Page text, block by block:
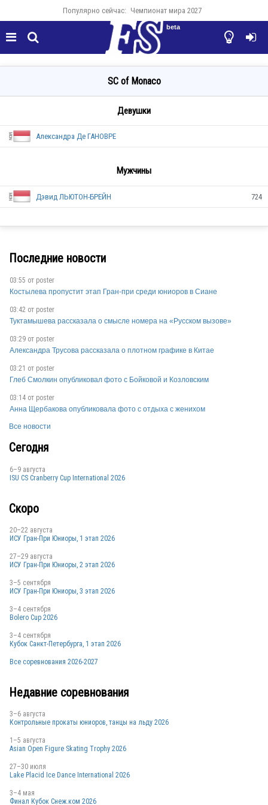
Популярно сейчас: Чемпионат мира 2027
  

beta
SC of Monaco
Девушки
MON
Александра Де ГАНОВРЕ
Мужчины
MON
Дэвид ЛЬЮТОН-БРЕЙН 724
Последние новости
03:55 от poster
Костылева пропустит этап Гран-при среди юниоров в Сиане
03:42 от poster
Туктамышева рассказала о смысле номера на «Русском вызове»
03:29 от poster
Александра Трусова рассказала о плотном графике в Китае
03:21 от poster
Глеб Смолкин опубликовал фото с Бойковой и Козловским
03:14 от poster
Анна Щербакова опубликовала фото с отдыха с женихом
Все новости
Сегодня
6–9 августа
ISU CS Cranberry Cup International 2026
Скоро
20–22 августа
ИСУ Гран-При Юниоры, 1 этап 2026
27–29 августа
ИСУ Гран-При Юниоры, 2 этап 2026
3–5 сентября
ИСУ Гран-При Юниоры, 3 этап 2026
3–4 сентября
Bolero Cup 2026
3–4 сентября
Кубок Санкт-Петербурга, 1 этап 2026
Все соревнования 2026-2027
Недавние соревнования
3–6 августа
Контрольные прокаты юниоров, танцы на льду 2026
1–5 августа
Asian Open Figure Skating Trophy 2026
27–30 июля
Lake Placid Ice Dance International 2026
3–4 мая
Финал Кубок Снеж.ком 2026